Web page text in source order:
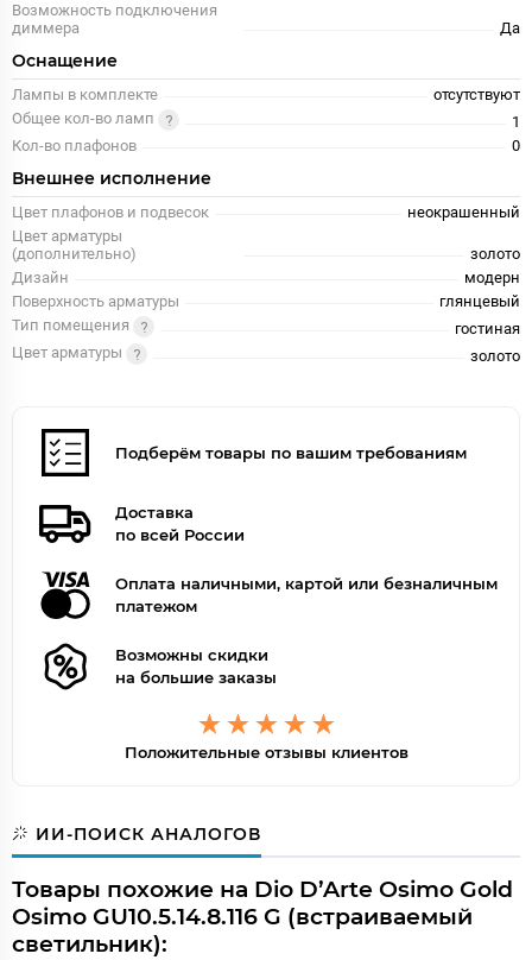
Возможность подключения
диммера
Да
Оснащение
Лампы в комплекте
отсутствуют
Общее кол-во ламп
1
Кол-во плафонов
0
Внешнее исполнение
Цвет плафонов и подвесок
неокрашенный
Цвет арматуры
(дополнительно)
золото
Дизайн
модерн
Поверхность арматуры
глянцевый
Тип помещения
гостиная
Цвет арматуры
золото
Подберём товары по вашим требованиям
Доставка
по всей России
Оплата наличными, картой или безналичным
платежом
Возможны скидки
на большие заказы
Положительные отзывы клиентов
ИИ-ПОИСК АНАЛОГОВ
Товары похожие на Dio D’Arte Osimo Gold
Osimo GU10.5.14.8.116 G (встраиваемый
светильник):